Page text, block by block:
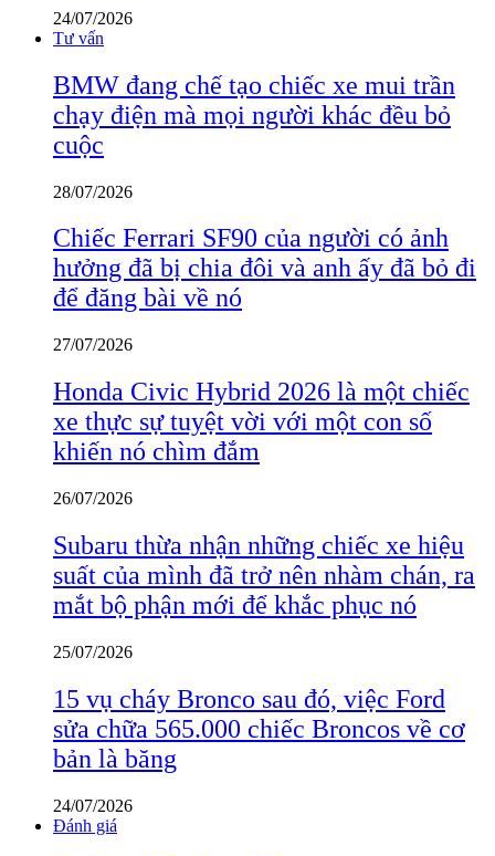
24/07/2026
Tư vấn
BMW đang chế tạo chiếc xe mui trần
chạy điện mà mọi người khác đều bỏ
cuộc
28/07/2026
Chiếc Ferrari SF90 của người có ảnh
hưởng đã bị chia đôi và anh ấy đã bỏ đi
để đăng bài về nó
27/07/2026
Honda Civic Hybrid 2026 là một chiếc
xe thực sự tuyệt vời với một con số
khiến nó chìm đắm
26/07/2026
Subaru thừa nhận những chiếc xe hiệu
suất của mình đã trở nên nhàm chán, ra
mắt bộ phận mới để khắc phục nó
25/07/2026
15 vụ cháy Bronco sau đó, việc Ford
sửa chữa 565.000 chiếc Broncos về cơ
bản là băng
24/07/2026
Đánh giá